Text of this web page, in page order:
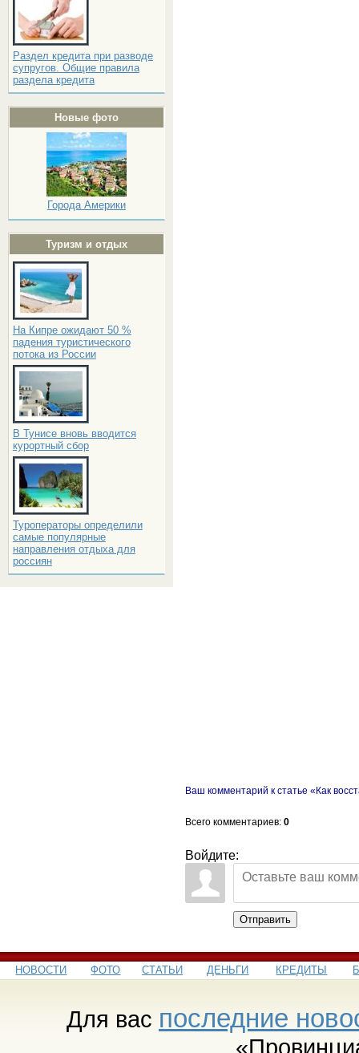
Раздел кредита при разводе
супругов. Общие правила
раздела кредита
Новые фото
Города Америки
Туризм и отдых
На Кипре ожидают 50 %
падения туристического
потока из России
В Тунисе вновь вводится
курортный сбор
Туроператоры определили
самые популярные
направления отдыха для
россиян
Ваш комментарий к статье «Как
Всего комментариев: 0
Войдите:
Отправить
НОВОСТИ ФОТО СТАТЬИ ДЕНЬГИ КРЕДИТЫ
Для вас последние